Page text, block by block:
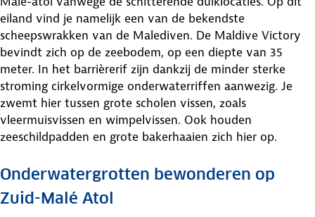
eiland vind je namelijk een van de bekendste
scheepswrakken van de Malediven. De Maldive Victory
bevindt zich op de zeebodem, op een diepte van 35
meter. In het barrièrerif zijn dankzij de minder sterke
stroming cirkelvormige onderwaterriffen aanwezig. Je
zwemt hier tussen grote scholen vissen, zoals
vleermuisvissen en wimpelvissen. Ook houden
zeeschildpadden en grote bakerhaaien zich hier op.
Onderwatergrotten bewonderen op
Zuid-Malé Atol